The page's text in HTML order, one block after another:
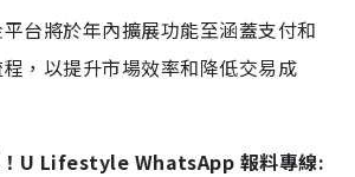
台將於年內擴展功能至涵蓋支付和
，以提升市場效率和降低交易成
！U Lifestyle WhatsApp 報料專線: